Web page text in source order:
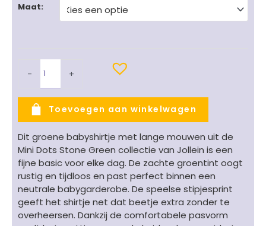
Maat:
-
Jollein
Dots
Stone
Green
-
stippenprint
groen
aantal
+
Toevoegen aan winkelwagen
Dit groene babyshirtje met lange mouwen uit de
Mini Dots Stone Green collectie van Jollein is een
fijne basic voor elke dag. De zachte groentint oogt
rustig en tijdloos en past perfect binnen een
neutrale babygarderobe. De speelse stipjesprint
geeft het shirtje net dat beetje extra zonder te
overheersen. Dankzij de comfortabele pasvorm